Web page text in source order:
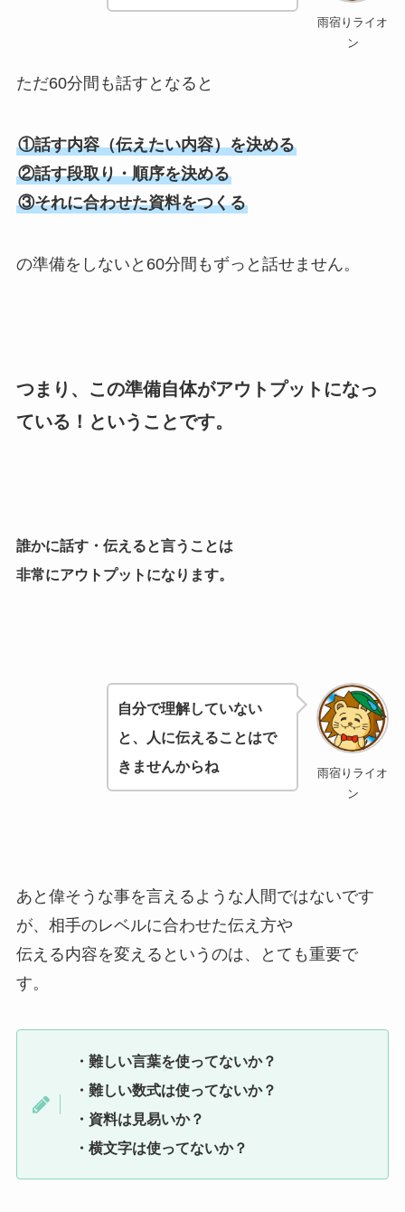
雨宿りライオ
ン
ただ60分間も話すとなると
①話す内容（伝えたい内容）を決める
②話す段取り・順序を決める
③それに合わせた資料をつくる
の準備をしないと60分間もずっと話せません。
つまり、この準備自体がアウトプットになっ
ている！ということです。
誰かに話す・伝えると言うことは
非常にアウトプットになります。
雨宿りライオ
ン
自分で理解していない
と、人に伝えることはで
きませんからね
あと偉そうな事を言えるような人間ではないです
が、相手のレベルに合わせた伝え方や
伝える内容を変えるというのは、とても重要で
す。
・難しい言葉を使ってないか？
・難しい数式は使ってないか？
・資料は見易いか？
・横文字は使ってないか？